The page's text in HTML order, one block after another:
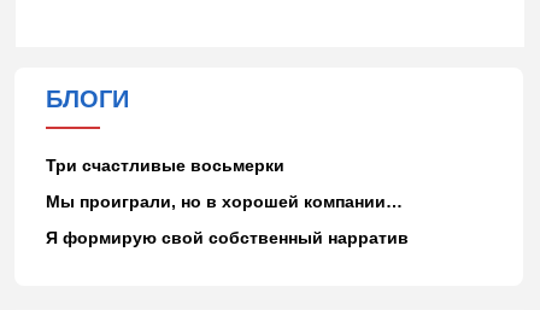
БЛОГИ
Три счастливые восьмерки
Мы проиграли, но в хорошей компании…
Я формирую свой собственный нарратив